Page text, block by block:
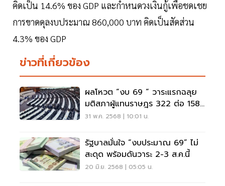
คิดเป็น 14.6% ของ GDP และกำหนดวงเงินกู้เพื่อชดเชย
การขาดดุลงบประมาณ 860,000 บาท คิดเป็นสัดส่วน
4.3% ของ GDP
ข่าวที่เกี่ยวข้อง
ผลโหวต “งบ 69 “ วาระแรกฉลุย
มติสภาผู้แทนราษฎร 322 ต่อ 158
เสียง
31 พ.ค. 2568 | 10:01 น.
รัฐบาลมั่นใจ “งบประมาณ 69” ไม่
สะดุด พร้อมดันวาระ 2-3 ส.ค.นี้
20 มิ.ย. 2568 | 05:05 น.